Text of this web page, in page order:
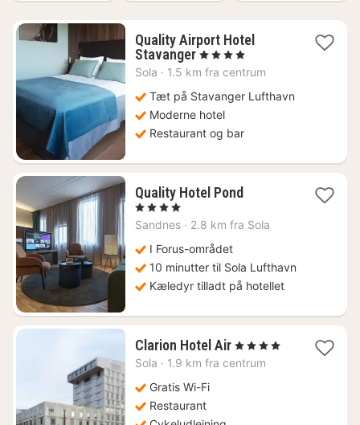
Quality Airport Hotel
Stavanger1
nat
891
kr.
, 4 Stjerner
Sola · 1.5 km fra centrum
Tæt på Stavanger Lufthavn
Moderne hotel
Restaurant og bar
Quality Hotel Pond1
fra
, 4 Stjerner
Sandnes · 2.8 km fra Sola
I Forus-området
10 minutter til Sola Lufthavn
Kæledyr tilladt på hotellet
Clarion Hotel Air1
nat
, 4 Stjerner
Sola · 1.9 km fra centrum
Gratis Wi-Fi
Restaurant